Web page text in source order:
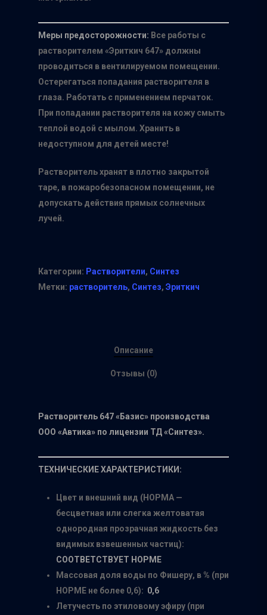
Меры предосторожности: Все работы с
растворителем «Эриткич 647» должны
проводиться в вентилируемом помещении.
Остерегаться попадания растворителя в
глаза. Работать с применением перчаток.
При попадании растворителя на кожу смыть
теплой водой с мылом. Хранить в
недоступном для детей месте!
Растворитель хранят в плотно закрытой
таре, в пожаробезопасном помещении, не
допускать действия прямых солнечных
лучей.
Категории: Растворители, Синтез
Метки: растворитель, Синтез, Эриткич
Описание
Отзывы (0)
Растворитель 647 «Базис» производства
ООО «Автика» по лицензии ТД «Синтез».
ТЕХНИЧЕСКИЕ ХАРАКТЕРИСТИКИ:
Цвет и внешний вид (НОРМА —
бесцветная или слегка желтоватая
однородная прозрачная жидкость без
видимых взвешенных частиц):
СООТВЕТСТВУЕТ НОРМЕ
Массовая доля воды по Фишеру, в % (при
НОРМЕ не более 0,6): 0,6
Летучесть по этиловому эфиру (при
Главная